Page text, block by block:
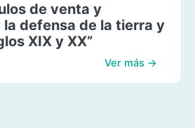
de venta y
defensa de la tierra y
XIX y XX”
Ver más →